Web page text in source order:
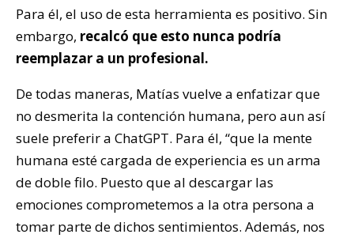
Para él, el uso de esta herramienta es positivo. Sin
embargo, recalcó que esto nunca podría
reemplazar a un profesional.
De todas maneras, Matías vuelve a enfatizar que
no desmerita la contención humana, pero aun así
suele preferir a ChatGPT. Para él, “que la mente
humana esté cargada de experiencia es un arma
de doble filo. Puesto que al descargar las
emociones comprometemos a la otra persona a
tomar parte de dichos sentimientos. Además, nos